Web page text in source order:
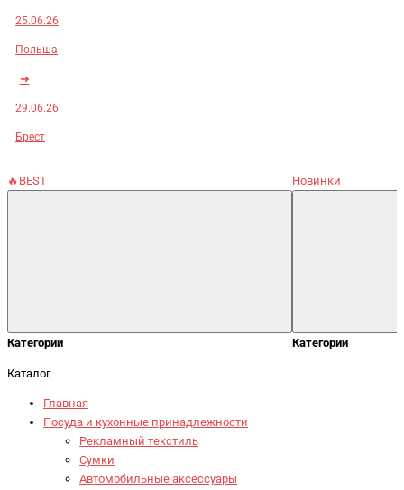
25.06.26
Польша
➜
29.06.26
Брест
🔥BEST
Категории
Новинки
Категории
Каталог
Главная
Посуда и кухонные принадлежности
Рекламный текстиль
Сумки
Автомобильные аксессуары